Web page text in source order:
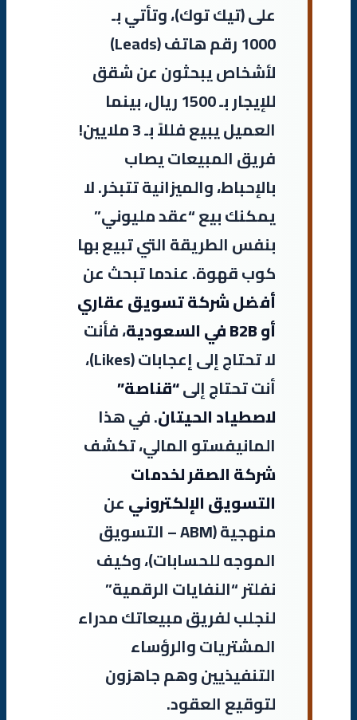
على (تيك توك)، وتأتي بـ
1000 رقم هاتف (Leads)
لأشخاص يبحثون عن شقق
للإيجار بـ 1500 ريال، بينما
العميل يبيع فللاً بـ 3 ملايين!
فريق المبيعات يصاب
بالإحباط، والميزانية تتبخر. لا
يمكنك بيع “عقد مليوني”
بنفس الطريقة التي تبيع بها
كوب قهوة. عندما تبحث عن
أفضل شركة تسويق عقاري
أو B2B في السعودية
، فأنت
لا تحتاج إلى إعجابات (Likes)،
أنت تحتاج إلى“قناصة”
لاصطياد الحيتان. في هذا
المانيفستو المالي، تكشف
شركة الصقر لخدمات
التسويق الإلكترونيعن
منهجية (ABM – التسويق
الموجه للحسابات)، وكيف
نفلتر “النفايات الرقمية”
لنجلب لفريق مبيعاتك مدراء
المشتريات والرؤساء
التنفيذيين وهم جاهزون
لتوقيع العقود.